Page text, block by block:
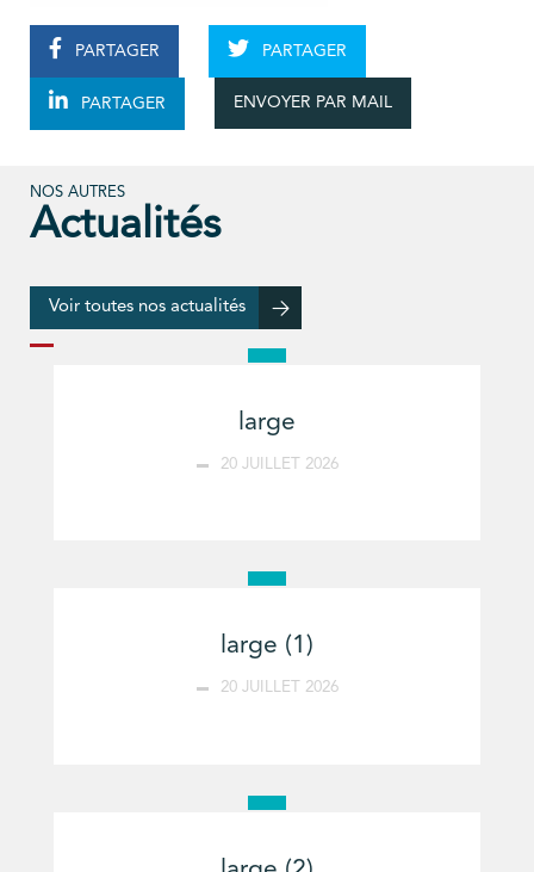
PARTAGER PARTAGER
PARTAGER ENVOYER PAR MAIL
NOS AUTRES
Actualités
Voir toutes nos actualités
large
20 JUILLET 2026
large (1)
20 JUILLET 2026